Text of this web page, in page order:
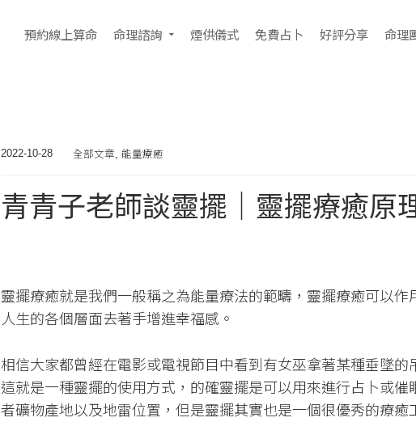
預約線上算命 命理諮詢 煙供儀式 免費占卜 好評分享 命理
2022-10-28 全部文章,能量療癒
青青子老師談靈擺｜靈擺療癒原
靈擺療癒就是我們一般稱之為能量療法的範疇，靈擺療癒可以
人生的各個層面去著手增進幸福感。
相信大家都曾經在電影或電視節目中看到有女巫拿著某種垂墜的
這就是一種靈擺的使用方式，的確靈擺是可以用來進行占卜或
者礦物產地以及地雷位置，但是靈擺其實也是一個很優秀的療癒